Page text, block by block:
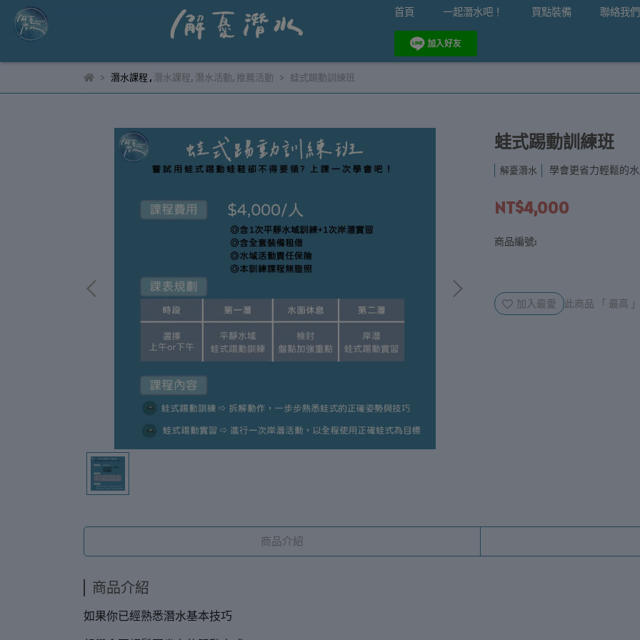
首頁 一起潛水吧！ 買點裝備 聯絡我們
潛水課程 , 潛水課程, 潛水活動, 推薦活動 蛙式踢動訓練班
蛙式踢動訓練班
解憂潛水 學會更省力輕鬆的
NT$4,000
商品編號:
加入最愛 此商品 「 最高
商品介紹
商品介紹
如果你已經熟悉潛水基本技巧